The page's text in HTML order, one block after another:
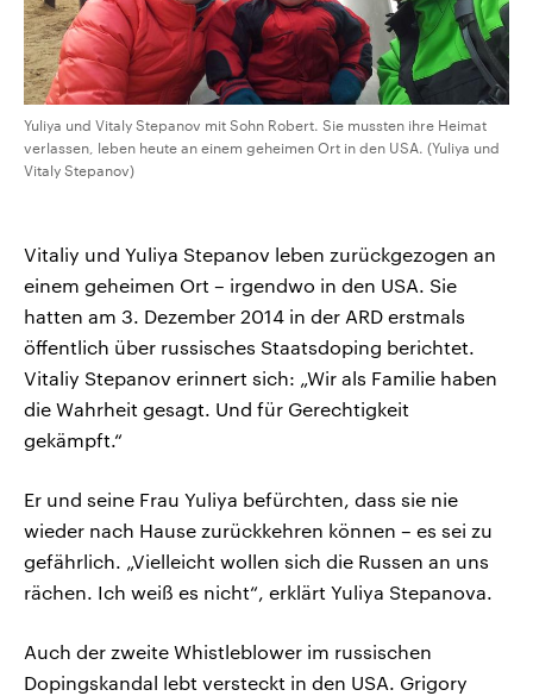
Yuliya und Vitaly Stepanov mit Sohn Robert. Sie mussten ihre Heimat
verlassen, leben heute an einem geheimen Ort in den USA. (Yuliya und
Vitaly Stepanov)
Vitaliy und Yuliya Stepanov leben zurückgezogen an
einem geheimen Ort – irgendwo in den USA. Sie
hatten am 3. Dezember 2014 in der ARD erstmals
öffentlich über russisches Staatsdoping berichtet.
Vitaliy Stepanov erinnert sich: „Wir als Familie haben
die Wahrheit gesagt. Und für Gerechtigkeit
gekämpft.“
Er und seine Frau Yuliya befürchten, dass sie nie
wieder nach Hause zurückkehren können – es sei zu
gefährlich. „Vielleicht wollen sich die Russen an uns
rächen. Ich weiß es nicht“, erklärt Yuliya Stepanova.
Auch der zweite Whistleblower im russischen
Dopingskandal lebt versteckt in den USA. Grigory